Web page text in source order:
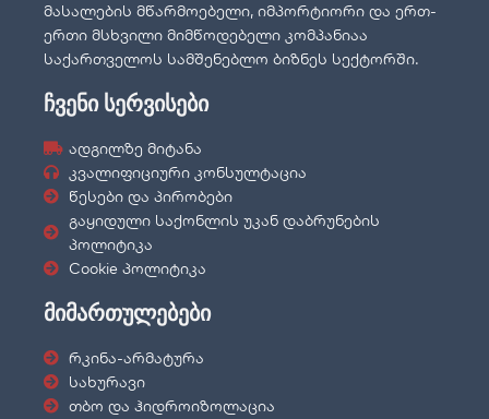
მასალების მწარმოებელი, იმპორტიორი და ერთ-
ერთი მსხვილი მიმწოდებელი კომპანიაა
საქართველოს სამშენებლო ბიზნეს სექტორში.
ჩვენი სერვისები
ადგილზე მიტანა
კვალიფიციური კონსულტაცია
წესები და პირობები
გაყიდული საქონლის უკან დაბრუნების
პოლიტიკა
Cookie პოლიტიკა
მიმართულებები
რკინა-არმატურა
სახურავი
თბო და ჰიდროიზოლაცია